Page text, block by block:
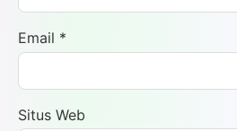
Email *
Situs Web